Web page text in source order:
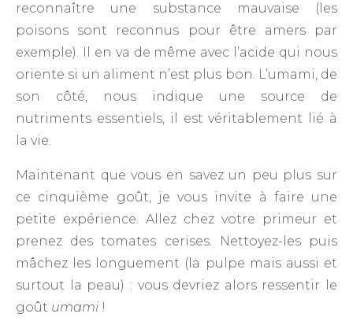
reconnaître une substance mauvaise (les
poisons sont reconnus pour être amers par
exemple). Il en va de même avec l’acide qui nous
oriente si un aliment n’est plus bon. L’umami, de
son côté, nous indique une source de
nutriments essentiels, il est véritablement lié à
la vie.
Maintenant que vous en savez un peu plus sur
ce cinquième goût, je vous invite à faire une
petite expérience. Allez chez votre primeur et
prenez des tomates cerises. Nettoyez-les puis
mâchez les longuement (la pulpe mais aussi et
surtout la peau) : vous devriez alors ressentir le
goût umami !